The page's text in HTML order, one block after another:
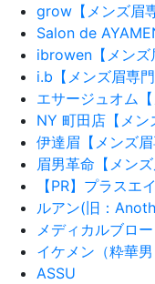
grow【メンズ眉専
Salon de
ibrowen【メンズ
i.b【メンズ眉専門
エサージュオム【
NY 町田店【メン
伊達眉【メンズ眉
眉男革命【メンズ
【PR】プラスエ
ルアン(旧：
メディカルブロー
イケメン（粋華
ASSU